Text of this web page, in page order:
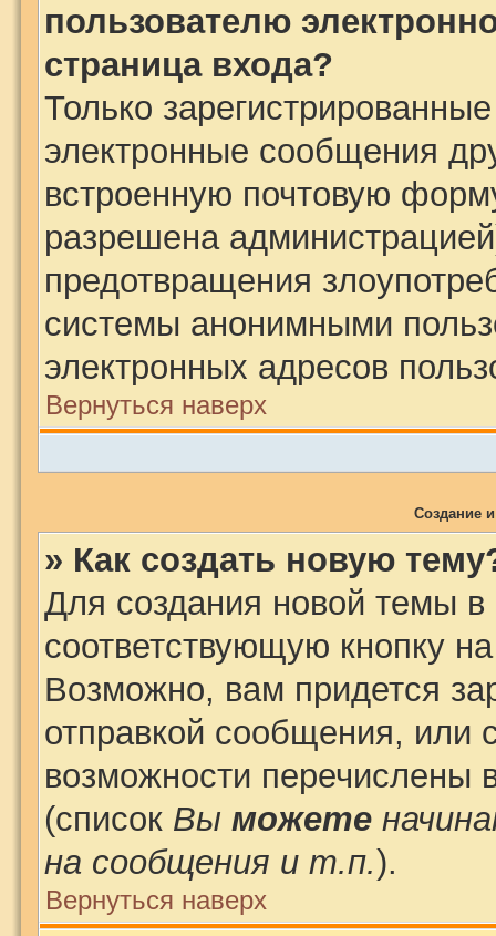
пользователю
страница входа?
Только
электронные сообщения
встроенную почтовую
разрешена
предотвращения
системы анонимными
электронных адресов
Вернуться наверх
Создание
» Как создать новую
Для создания новой темы
соответствующую кнопку
Возможно, вам придется
отправкой сообщения, или
возможности перечислены
(список Вы можете
на сообщения и т.п.).
Вернуться наверх